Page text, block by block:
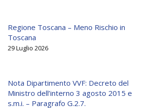
Regione Toscana – Meno Rischio in
Toscana
29 Luglio 2026
Nota Dipartimento VVF: Decreto del
Ministro dell’interno 3 agosto 2015 e
s.m.i. – Paragrafo G.2.7.